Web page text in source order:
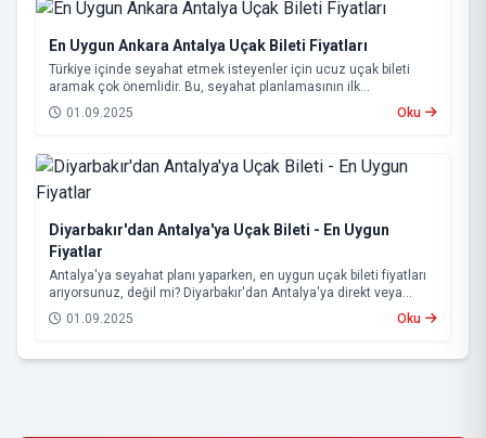
En Uygun Ankara Antalya Uçak Bileti Fiyatları
Türkiye içinde seyahat etmek isteyenler için ucuz uçak bileti
aramak çok önemlidir. Bu, seyahat planlamasının ilk
adımlarından biridir. Ankara'dan Antalya'ya gitmek için birçok
havayolu var. Fiyatlar 949 TRY gibi uygun rakamlara kadar değişir.
01.09.2025 Oku
Diyarbakır'dan Antalya'ya Uçak Bileti - En Uygun
Fiyatlar
Antalya'ya seyahat planı yaparken, en uygun uçak bileti fiyatları
arıyorsunuz, değil mi? Diyarbakır'dan Antalya'ya direkt veya
aktarmalı uçuş seçenekleri var. Bu, seyahatınızı çok daha kolay
hale getiriyor.
01.09.2025 Oku